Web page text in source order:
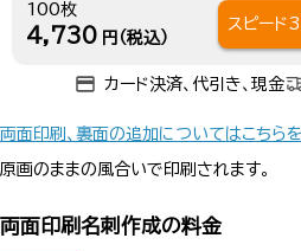
100枚
4,730 円（税込）
スピード
カード決済、代引き、現金
両面印刷、裏面の追加についてはこちら
原画のままの風合いで印刷されます。
両面印刷名刺作成の料金